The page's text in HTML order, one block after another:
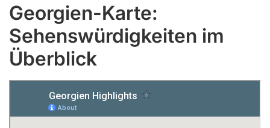
Georgien-Karte:
Sehenswürdigkeiten im
Überblick